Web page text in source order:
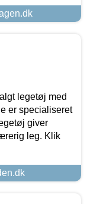
legetøj med
er specialiseret
giver
leg. Klik